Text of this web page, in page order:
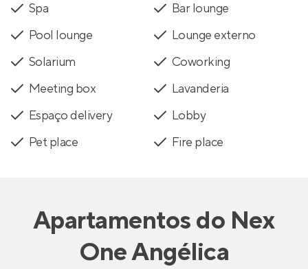
Spa
Bar lounge
Pool lounge
Lounge externo
Solarium
Coworking
Meeting box
Lavanderia
Espaço delivery
Lobby
Pet place
Fire place
Apartamentosdo Nex
One Angélica